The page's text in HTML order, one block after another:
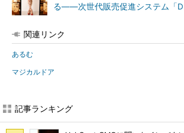
る――次世代販売促進システム「D
関連リンク
あるむ
マジカルドア
記事ランキング